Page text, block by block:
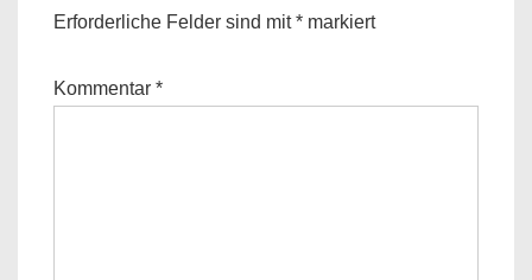
Erforderliche Felder sind mit* markiert
Kommentar *